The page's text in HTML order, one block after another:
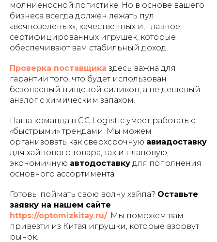
молниеносной логистике. Но в основе вашего
бизнеса всегда должен лежать пул
«вечнозеленых», качественных и, главное,
сертифицированных игрушек, которые
обеспечивают вам стабильный доход.
Проверка поставщика здесь важна для
гарантии того, что будет использован
безопасный пищевой силикон, а не дешевый
аналог с химическим запахом.
Наша команда в GC Logistic умеет работать с
«быстрыми» трендами. Мы можем
организовать как сверхсрочную авиадоставку
для хайпового товара, так и плановую,
экономичную автодоставку для пополнения
основного ассортимента.
Готовы поймать свою волну хайпа? Оставьте
заявку на нашем сайте
https://optomizkitay.ru/. Мы поможем вам
привезти из Китая игрушки, которые взорвут
рынок.